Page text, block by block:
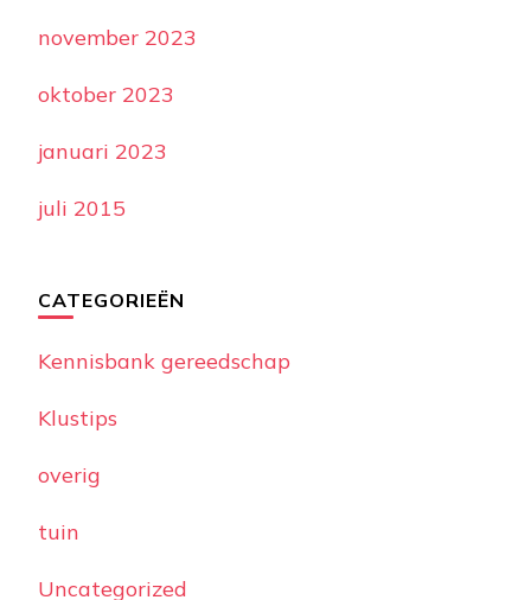
november 2023
oktober 2023
januari 2023
juli 2015
CATEGORIEËN
Kennisbank gereedschap
Klustips
overig
tuin
Uncategorized